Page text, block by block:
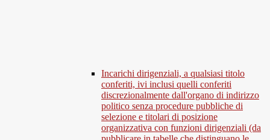
Incarichi dirigenziali, a qualsiasi titolo
conferiti, ivi inclusi quelli conferiti
discrezionalmente dall'organo di indirizzo
politico senza procedure pubbliche di
selezione e titolari di posizione
organizzativa con funzioni dirigenziali (da